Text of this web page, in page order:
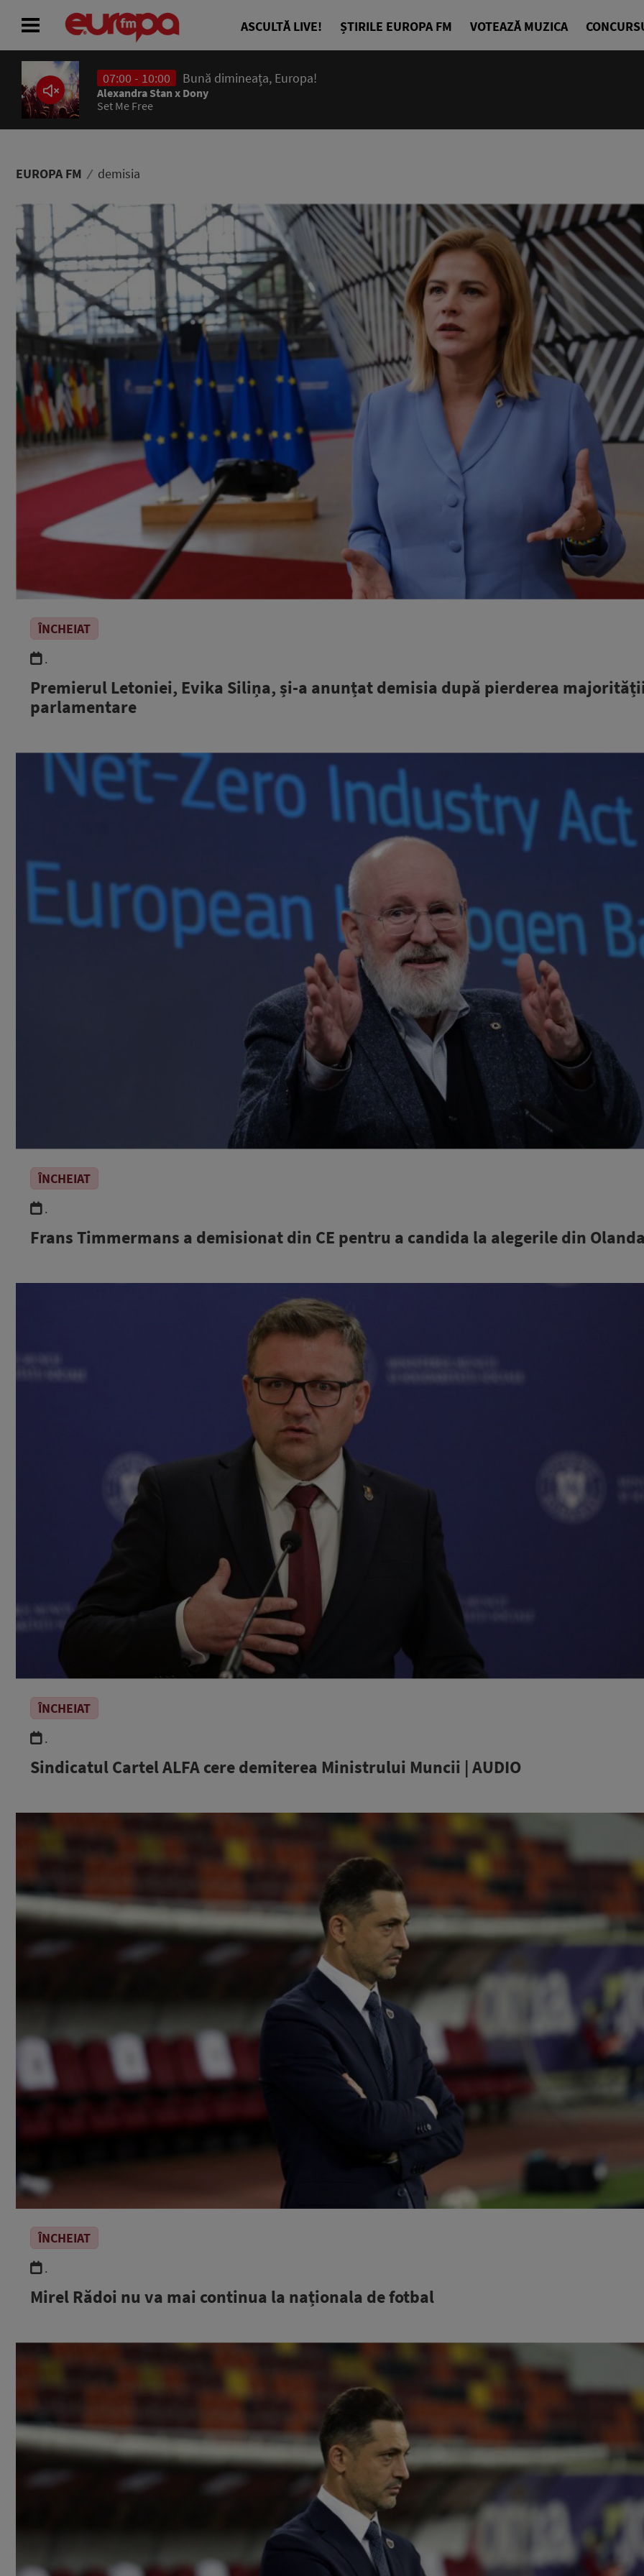
ASCULTĂ LIVE! ȘTIRILE EUROPA FM VOTEAZĂ MUZICA
07:00 - 10:00 Bună dimineața, Europa!
Alexandra Stan x Dony
Set Me Free
EUROPA FM demisia
ÎNCHEIAT
.
Premierul Letoniei, Evika Siliņa, și-a anunțat demisia după pierderea
parlamentare
ÎNCHEIAT
.
Frans Timmermans a demisionat din CE pentru a candida la alegerile din
ÎNCHEIAT
.
Sindicatul Cartel ALFA cere demiterea Ministrului Muncii | AUDIO
ÎNCHEIAT
.
Mirel Rădoi nu va mai continua la naționala de fotbal
ACASĂ
ȘTIRI
PODCAST
ASCULTĂ LIVE